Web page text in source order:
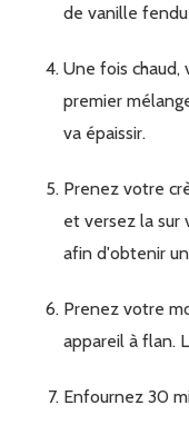
de vanille
Une fois chaud, versez le lait sucré vanillé sur le
premier
va épaissir.
Prenez votre crème fleurette qui est restée au frais
et versez la sur
afin d'obtenir
Prenez votre moule, beurrez-le et versez votre
appareil à flan.
Enfournez 30